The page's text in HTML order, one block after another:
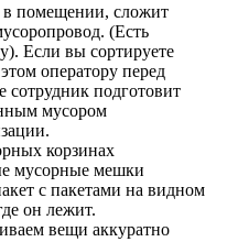
в помещении, сложит
(Есть
Если вы сортируете
оператору перед
сотрудник подготовит
мусором
корзинах
мусорные мешки
с пакетами на видном
он лежит.
вещи аккуратно